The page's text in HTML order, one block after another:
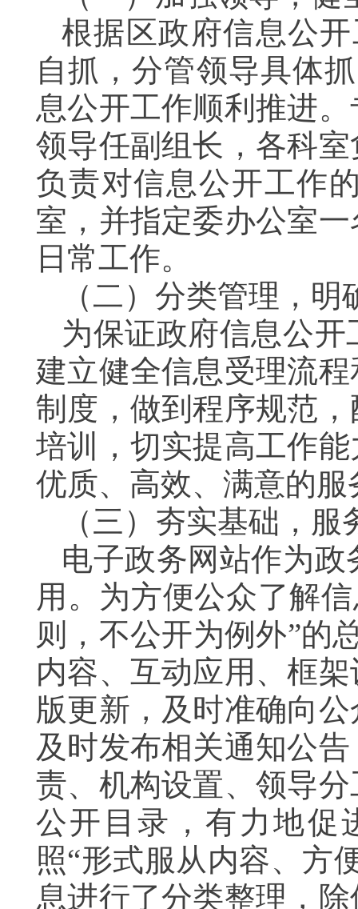
根据区政府信息公
自抓，分管领导具体
息公开工作顺利推进
领导任副组长，各科
负责对信息公开工作
室，并指定委办公室
日常工作。
（二）分类管理，明
为保证政府信息公
建立健全信息受理流
制度，做到程序规范
培训，切实提高工作
优质、高效、满意的服
（三）夯实基础，服
电子政务网站作为
用。为方便公众了解
则，不公开为例外”的
内容、互动应用、框
版更新，及时准确向
及时发布相关通知公
责、机构设置、领导
公开目录，有力地促
照“形式服从内容、方
息进行了分类整理，